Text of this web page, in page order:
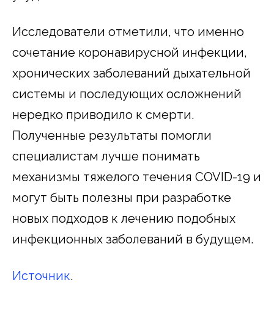
Исследователи отметили, что именно
сочетание коронавирусной инфекции,
хронических заболеваний дыхательной
системы и последующих осложнений
нередко приводило к смерти.
Полученные результаты помогли
специалистам лучше понимать
механизмы тяжелого течения COVID-19 и
могут быть полезны при разработке
новых подходов к лечению подобных
инфекционных заболеваний в будущем.
Источник.